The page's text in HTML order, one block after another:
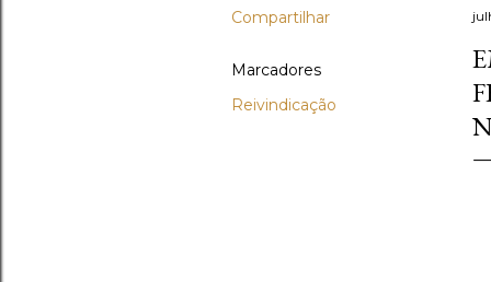
Compartilhar
Marcadores
Reivindicação